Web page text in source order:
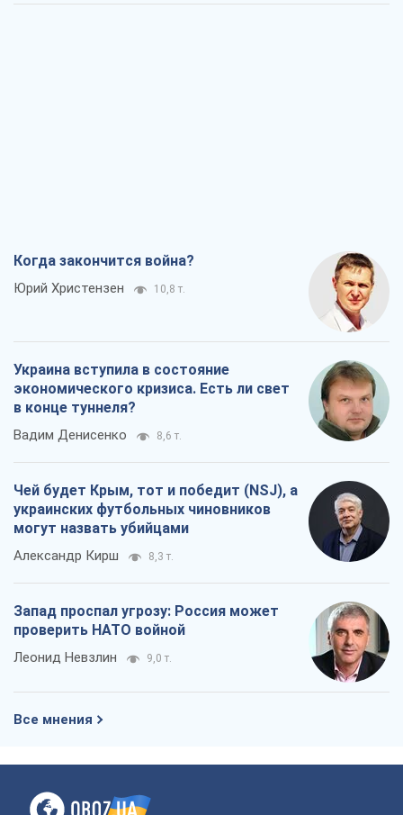
Когда закончится война?
Юрий Христензен 10,8 т.
Украина вступила в состояние
экономического кризиса. Есть ли свет
в конце туннеля?
Вадим Денисенко 8,6 т.
Чей будет Крым, тот и победит (NSJ), а
украинских футбольных чиновников
могут назвать убийцами
Александр Кирш 8,3 т.
Запад проспал угрозу: Россия может
проверить НАТО войной
Леонид Невзлин 9,0 т.
Все мнения